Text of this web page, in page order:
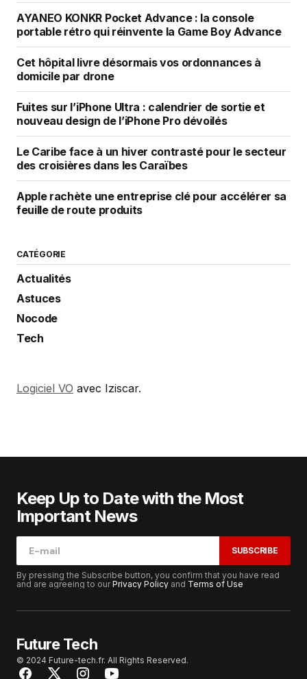
AYANEO KONKR Pocket Advance : la console
portable rétro qui réinvente la Game Boy Advance
Cet hôpital livre désormais vos ordonnances à
domicile par drone
Fuites sur l’iPhone Ultra : calendrier de sortie et
nouveau design de l’iPhone Pro dévoilés
Le Caribe face à un hiver contrasté pour le secteur
des croisières dans les Caraïbes
Apple rachète une entreprise clé pour accélérer sa
feuille de route produits
CATÉGORIE
Actualités
Astuces
Nocode
Tech
Logiciel VO avec Iziscar.
Keep Up to Date with the Most
Important News
SUBSCRIBE
By pressing the Subscribe button, you confirm that you have read
and are agreeing to ourPrivacy Policy and Terms of Use
Future Tech
© 2024 Future-tech.fr. All Rights Reserved.